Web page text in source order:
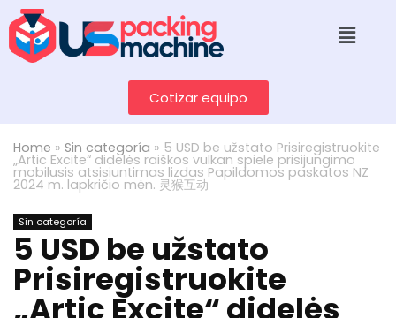
Cotizar equipo
Home » Sin categoría » 5 USD be užstato Prisiregistruokite
„Artic Excite“ didelės raiškos vulkan spiele prisijungimo
mobilusis atsisiuntimas lizdas Papildomos paskatos NZ
2024 m. lapkričio mėn. 灵猴互动
Sin categoría
5 USD be užstato
Prisiregistruokite
„Artic Excite“ didelės